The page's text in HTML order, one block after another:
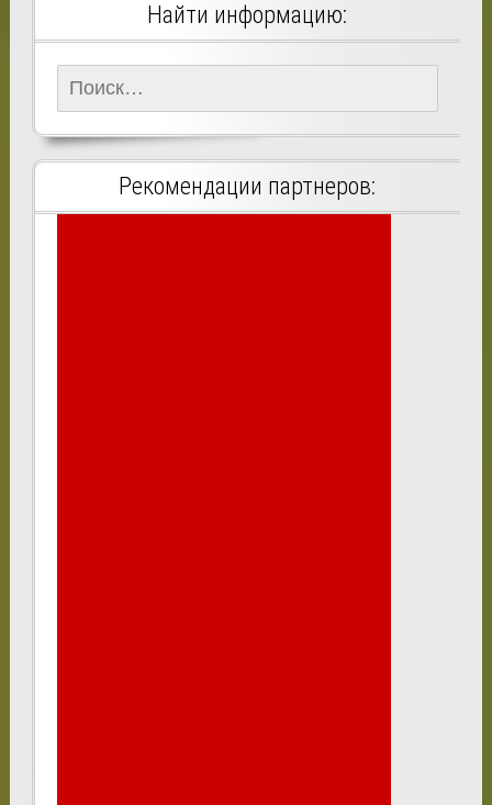
Найти информацию:
Найти:
Рекомендации партнеров: